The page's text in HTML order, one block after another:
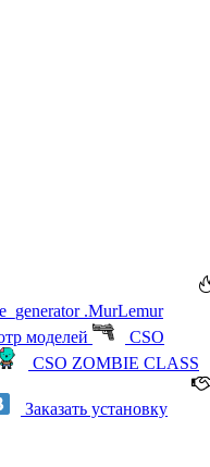
.MurLemur
моделей
CSO
CSO ZOMBIE CLASS
Заказать установку